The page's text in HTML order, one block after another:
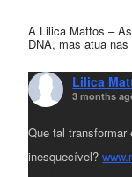
A Lilica Mattos –
DNA, mas atua
Lilica
3 months
Que tal
inesquecível?